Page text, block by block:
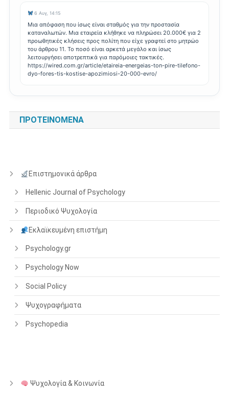
6 Αυγ, 14:15
Μια απόφαση που ίσως είναι σταθμός για την προστασία
καταναλωτών. Μια εταιρεία κλήθηκε να πληρώσει 20.000€ για 2
προωθητικές κλήσεις προς πολίτη που είχε γραφτεί στο μητρώο
του άρθρου 11. Το ποσό είναι αρκετά μεγάλο και ίσως
λειτουργήσει αποτρεπτικά για παρόμοιες τακτικές.
https://wired.com.gr/article/etaireia-energeias-ton-pire-tilefono-
dyo-fores-tis-kostise-apozimiosi-20-000-evro/
ΠΡΟΤΕΙΝΌΜΕΝΑ
Επιστημονικά άρθρα
Hellenic Journal of Psychology
Περιοδικό Ψυχολογία
Εκλαϊκευμένη επιστήμη
Psychology.gr
Psychology Now
Social Policy
Ψυχογραφήματα
Psychopedia
Ψυχολογία & Κοινωνία